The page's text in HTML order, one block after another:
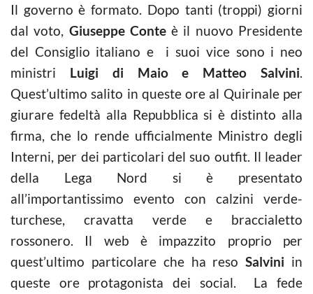
Il governo è formato. Dopo tanti (troppi) giorni
dal voto, Giuseppe Conteè il nuovo Presidente
del Consiglio italiano e i suoi vice sono i neo
ministri Luigi di Maio e Matteo Salvini.
Quest’ultimo salito in queste ore al Quirinale per
giurare fedeltà alla Repubblica si è distinto alla
firma, che lo rende ufficialmente Ministro degli
Interni, per dei particolari del suo outfit. Il leader
della Lega Nord si è presentato
all’importantissimo evento con calzini verde-
turchese, cravatta verde e braccialetto
rossonero. Il web è impazzito proprio per
quest’ultimo particolare che ha resoSalvini in
queste ore protagonista dei social. La fede